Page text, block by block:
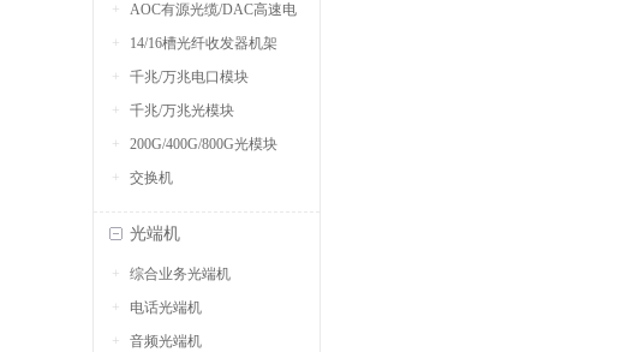
AOC有源光缆/DAC高速电
缆
14/16槽光纤收发器机架
千兆/万兆电口模块
千兆/万兆光模块
200G/400G/800G光模块
交换机
光端机
综合业务光端机
电话光端机
音频光端机